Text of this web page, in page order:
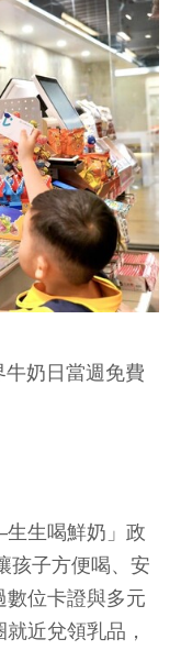
奶日當週免費
生喝鮮奶」政
孩子方便喝、安
數位卡證與多元
近兌領乳品，